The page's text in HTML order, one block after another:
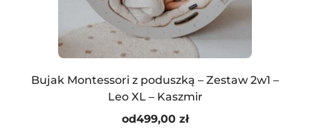
Bujak Montessori z poduszką – Zestaw 2w1 –
Leo XL – Kaszmir
od499,00 zł